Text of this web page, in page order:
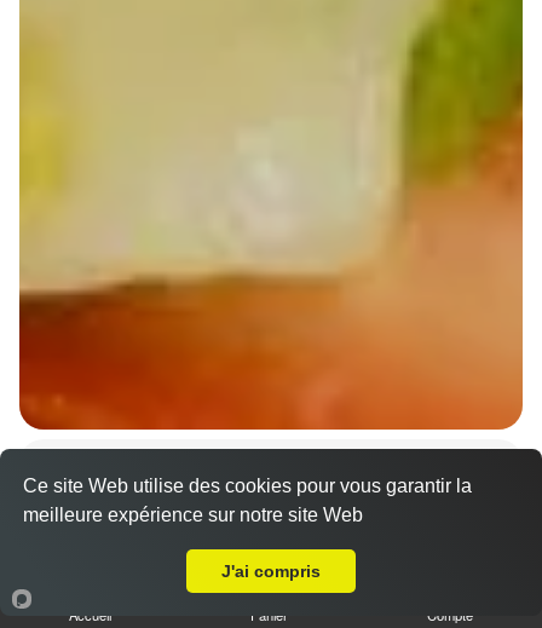
8.50 €
Accueil Panier Compte
Ce site Web utilise des cookies pour vous garantir la
meilleure expérience sur notre site Web
J'ai compris